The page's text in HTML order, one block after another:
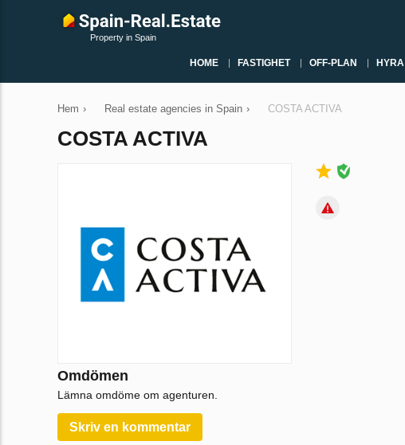
Property in Spain
HOME FASTIGHET OFF-PLAN HYRA
Hem › Real estate agencies in Spain › COSTA ACTIVA
COSTA ACTIVA
Omdömen
Lämna omdöme om agenturen.
Skriv en kommentar